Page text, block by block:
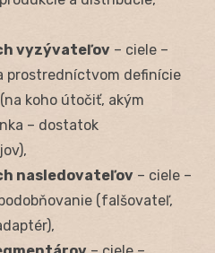
vyzývateľov – ciele –
prostredníctvom definície
koho útočiť, akým
– dostatok
nasledovateľov – ciele –
(falšovateľ,